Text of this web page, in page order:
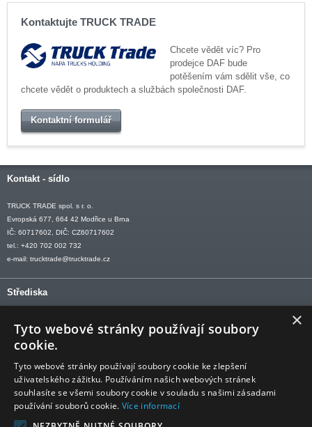
Kontaktujte TRUCK TRADE
Chcete vědět víc? Pro
prodejce DAF bude
potěšením vám sdělit vše, co
chcete vědět o produktech a službách společnosti DAF.
Kontaktní formulář
Kontakt - sídlo
TRUCK TRADE spol. s r. o.
Evropská 677, 664 42 Modřice u Brna
IČ: 60717602, DIČ: CZ60717602
tel.: +420 702 002 732
e-mail: trucktrade@trucktrade.cz
Střediska
OSTRAVA tel: +420 602 547 882
OTROKOVICE tel: +420 577 110 921-2
Sledujte nás
×
Tyto webové stránky používají soubory
cookie.
Tyto webové stránky používají soubory cookie ke zlepšení
uživatelského zážitku. Používáním našich webových stránek
souhlasíte se všemi soubory cookie v souladu s našimi zásadami
používání souborů cookie. Více informací